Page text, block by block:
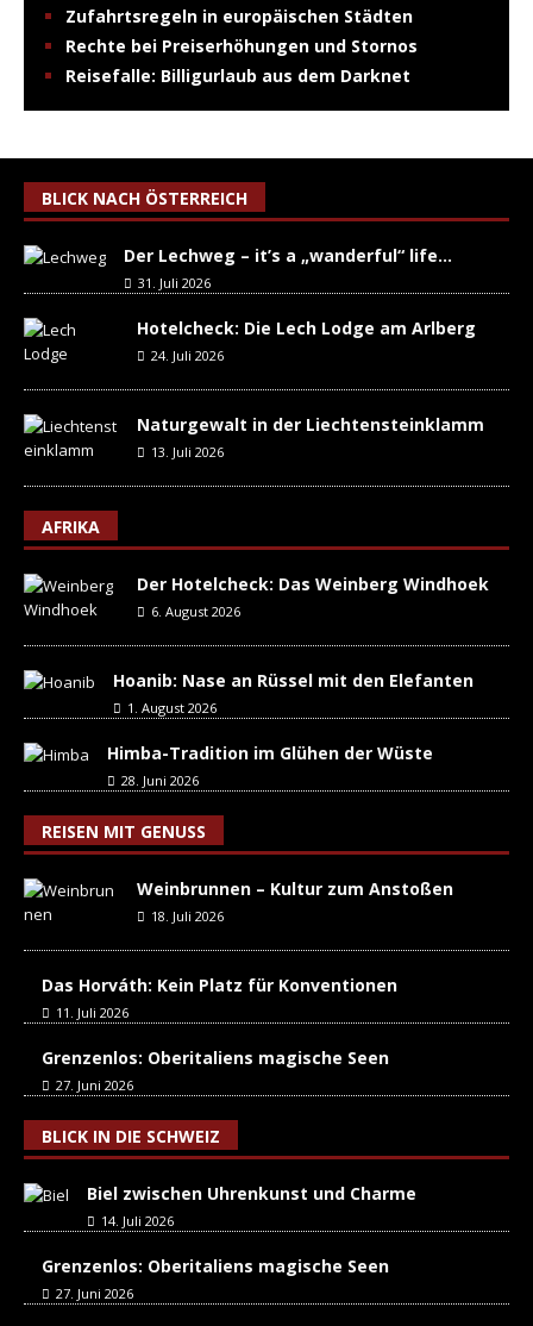
Zufahrtsregeln in europäischen Städten
Rechte bei Preiserhöhungen und Stornos
Reisefalle: Billigurlaub aus dem Darknet
BLICK NACH ÖSTERREICH
Der Lechweg – it’s a „wanderful“ life…
31. Juli 2026
Hotelcheck: Die Lech Lodge am Arlberg
24. Juli 2026
Naturgewalt in der Liechtensteinklamm
13. Juli 2026
AFRIKA
Der Hotelcheck: Das Weinberg Windhoek
6. August 2026
Hoanib: Nase an Rüssel mit den Elefanten
1. August 2026
Himba-Tradition im Glühen der Wüste
28. Juni 2026
REISEN MIT GENUSS
Weinbrunnen – Kultur zum Anstoßen
18. Juli 2026
Das Horváth: Kein Platz für Konventionen
11. Juli 2026
Grenzenlos: Oberitaliens magische Seen
27. Juni 2026
BLICK IN DIE SCHWEIZ
Biel zwischen Uhrenkunst und Charme
14. Juli 2026
Grenzenlos: Oberitaliens magische Seen
27. Juni 2026